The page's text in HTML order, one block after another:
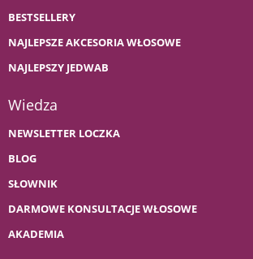
BESTSELLERY
NAJLEPSZE AKCESORIA WŁOSOWE
NAJLEPSZY JEDWAB
Wiedza
NEWSLETTER LOCZKA
BLOG
SŁOWNIK
DARMOWE KONSULTACJE WŁOSOWE
AKADEMIA